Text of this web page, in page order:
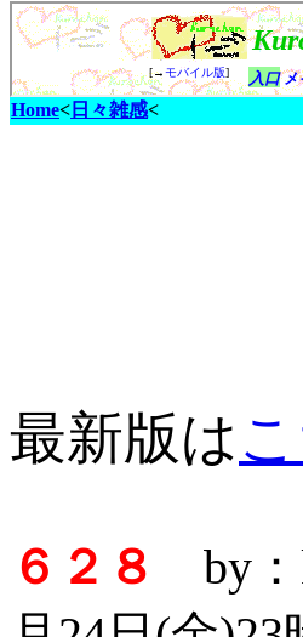
Home< 日々雑感<
最新版は
６２８
by：